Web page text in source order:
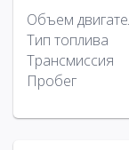
Объем
Тип топлива
Трансмиссия
Пробег